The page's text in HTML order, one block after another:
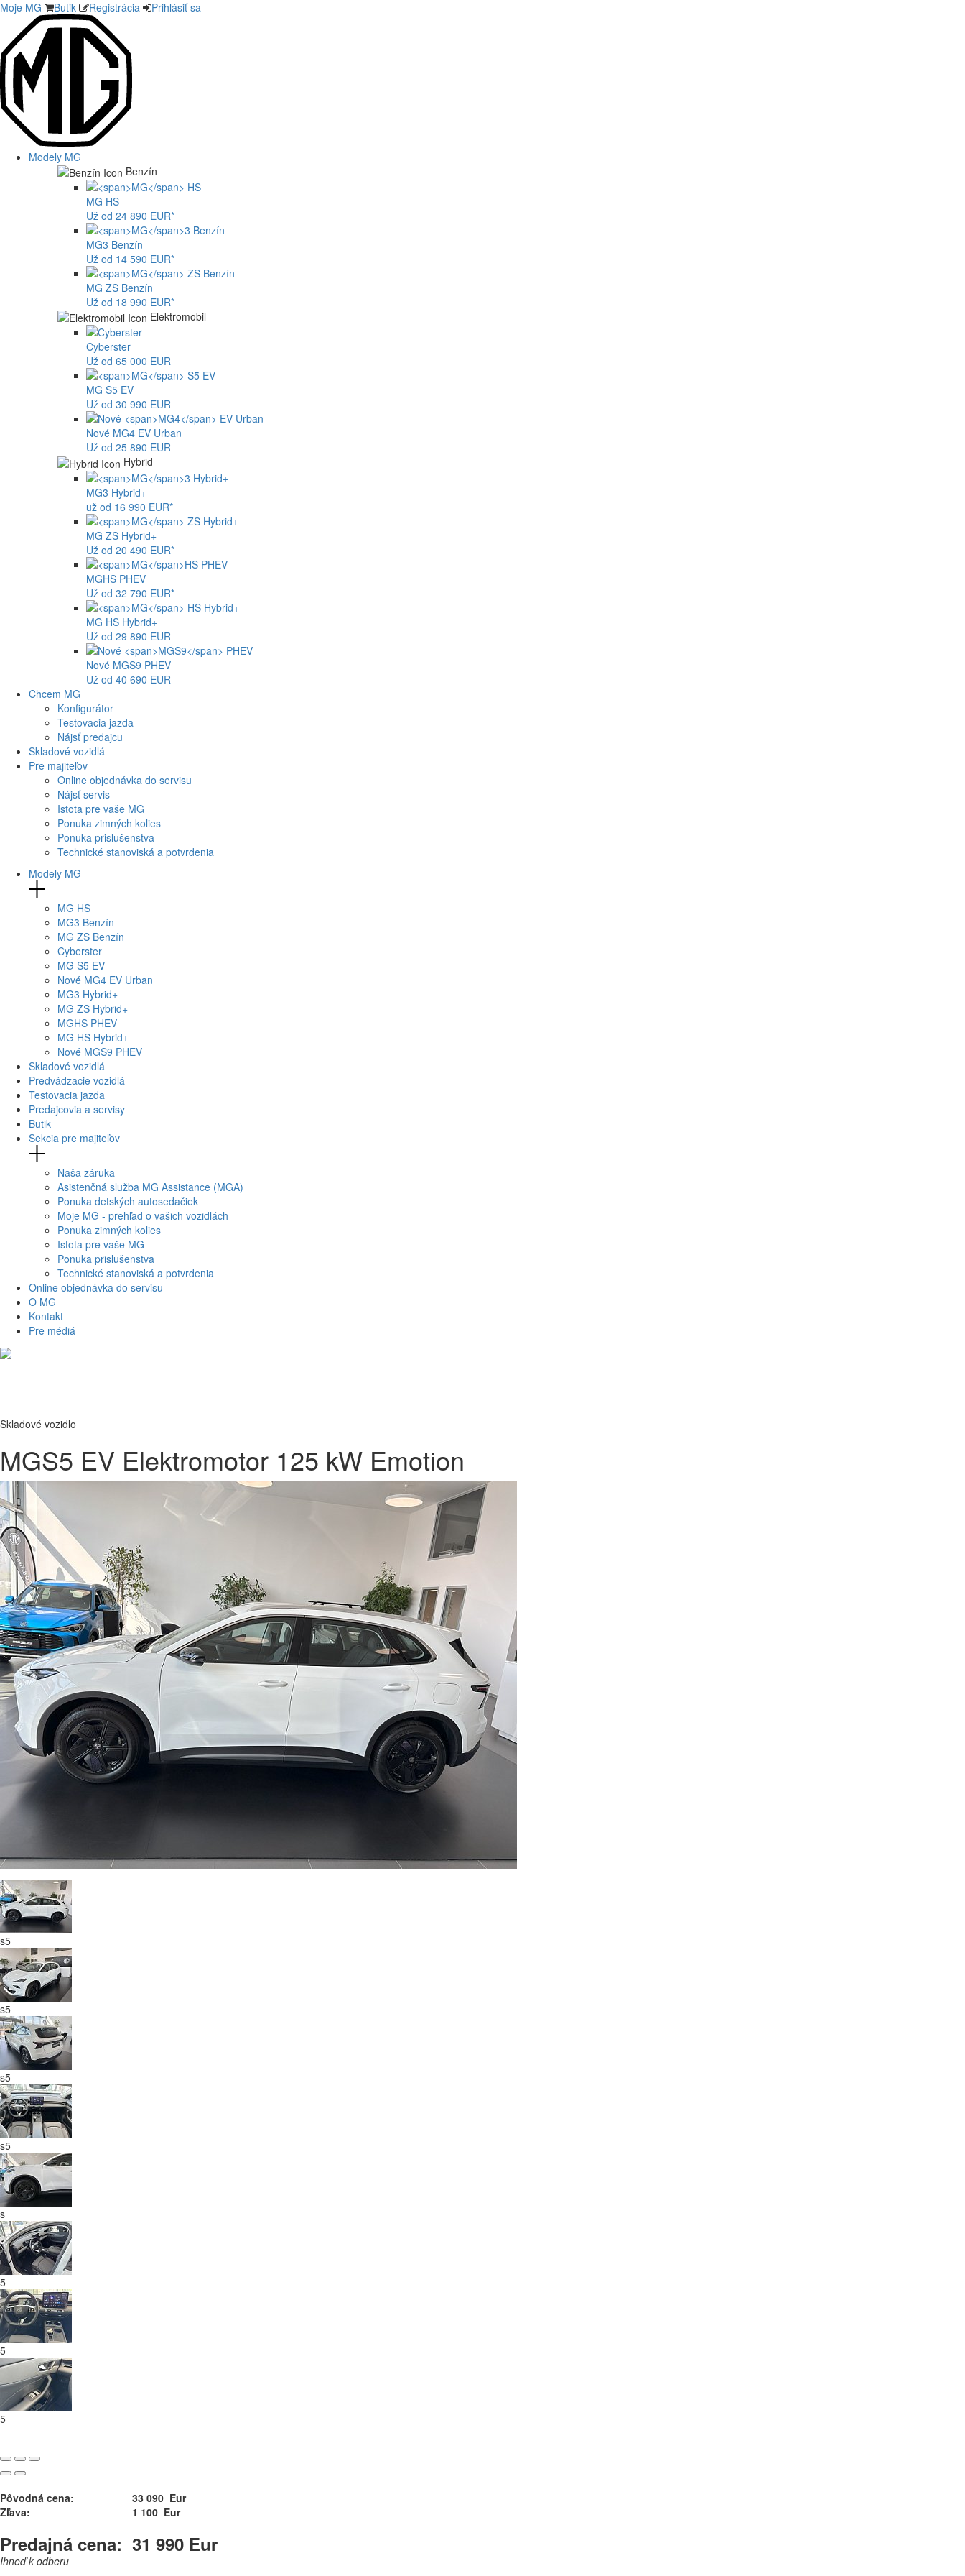
Moje MG Butik Registrácia Prihlásiť sa
Modely MG
Benzín
MG HS
Už od 24 890 EUR*
MG3 Benzín
Už od 14 590 EUR*
MG ZS Benzín
Už od 18 990 EUR*
Elektromobil
Cyberster
Už od 65 000 EUR
MG S5 EV
Už od 30 990 EUR
Nové MG4 EV Urban
Už od 25 890 EUR
Hybrid
MG3 Hybrid+
už od 16 990 EUR*
MG ZS Hybrid+
Už od 20 490 EUR*
MGHS PHEV
Už od 32 790 EUR*
MG HS Hybrid+
Už od 29 890 EUR
Nové MGS9 PHEV
Už od 40 690 EUR
Chcem MG
Konfigurátor
Testovacia jazda
Nájsť predajcu
Skladové vozidlá
Pre majiteľov
Online objednávka do servisu
Nájsť servis
Istota pre vaše MG
Ponuka zimných kolies
Ponuka prislušenstva
Technické stanoviská a potvrdenia
Modely MG
MG HS
MG3 Benzín
MG ZS Benzín
Cyberster
MG S5 EV
Nové MG4 EV Urban
MG3 Hybrid+
MG ZS Hybrid+
MGHS PHEV
MG HS Hybrid+
Nové MGS9 PHEV
Skladové vozidlá
Predvádzacie vozidlá
Testovacia jazda
Predajcovia a servisy
Butik
Sekcia pre majiteľov
Naša záruka
Asistenčná služba MG Assistance (MGA)
Ponuka detských autosedačiek
Moje MG - prehľad o vašich vozidlách
Ponuka zimných kolies
Istota pre vaše MG
Ponuka prislušenstva
Technické stanoviská a potvrdenia
Online objednávka do servisu
O MG
Kontakt
Pre médiá
Skladové vozidlo
MGS5 EV Elektromotor 125 kW Emotion
s5
s5
s5
s5
s
5
5
5
Pôvodná cena:
33 090 Eur
Zľava:
1 100 Eur
Predajná cena: 31 990 Eur
Ihneď k odberu